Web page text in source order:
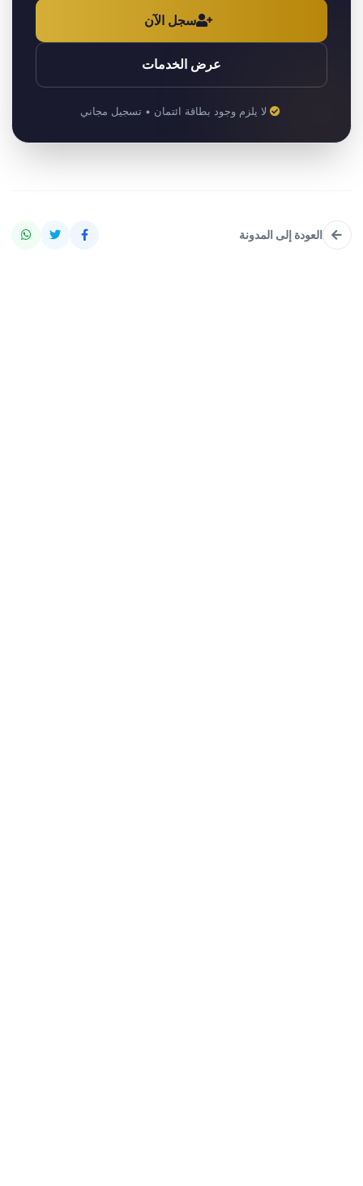
سجل الآن
عرض الخدمات
لا يلزم وجود بطاقة ائتمان • تسجيل مجاني
العودة إلى المدونة